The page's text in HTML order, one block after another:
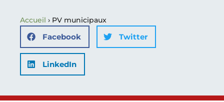
Accueil › PV municipaux
Facebook Twitter
LinkedIn